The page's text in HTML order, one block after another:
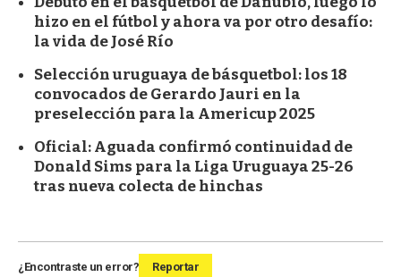
hizo en el fútbol y ahora va por otro desafío:
la vida de José Río
Selección uruguaya de básquetbol: los 18
convocados de Gerardo Jauri en la
preselección para la Americup 2025
Oficial: Aguada confirmó continuidad de
Donald Sims para la Liga Uruguaya 25-26
tras nueva colecta de hinchas
¿Encontraste un error? Reportar